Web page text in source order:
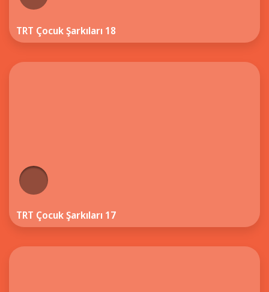
TRT Çocuk Şarkıları 18
TRT Çocuk Şarkıları 17